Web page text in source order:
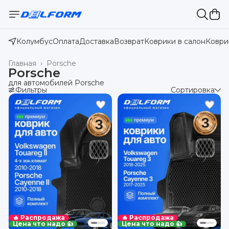
КолумбусОплатаДоставкаВозвратКоврики в салон
Porsche
Главная ›
Porsche
для автомобилей Porsche
Фильтры Сортировка
🔥 Распродажа
Цена что надо 👍
🔥 Распродажа
Цена что надо 👍